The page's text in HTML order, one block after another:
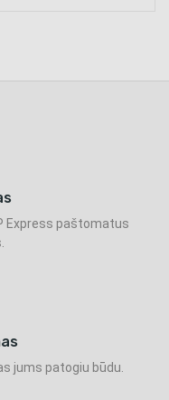
Express paštomatus
jums patogiu būdu.